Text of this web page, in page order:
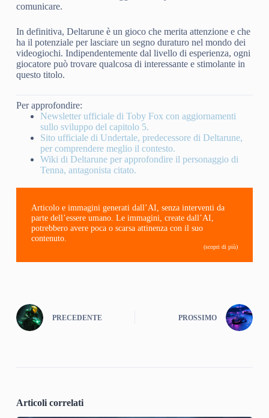
comunicare.
In definitiva, Deltarune è un gioco che merita attenzione e che
ha il potenziale per lasciare un segno duraturo nel mondo dei
videogiochi. Indipendentemente dal livello di esperienza, ogni
giocatore può trovare qualcosa di interessante e stimolante in
questo titolo.
Per approfondire:
Newsletter ufficiale di Toby Fox con aggiornamenti
sullo sviluppo del capitolo 5.
Sito ufficiale di Undertale, predecessore di Deltarune,
per comprendere meglio il contesto.
Wiki di Deltarune per approfondire il personaggio di
Tenna, antagonista citato.
Articolo e immagini generati dall’AI, senza interventi da
parte dell’essere umano. Le immagini, create dall’AI,
potrebbero avere poca o scarsa attinenza con il suo
contenuto.
(scopri di più)
PRECEDENTE PROSSIMO
Articoli correlati